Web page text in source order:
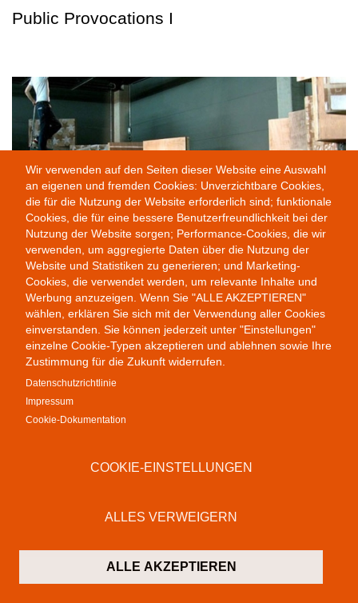
Public Provocations I
Remix
Public Provocations II
Wir verwenden auf den Seiten dieser Website eine Auswahl
an eigenen und fremden Cookies: Unverzichtbare Cookies,
die für die Nutzung der Website erforderlich sind; funktionale
Cookies, die für eine bessere Benutzerfreundlichkeit bei der
Nutzung der Website sorgen; Performance-Cookies, die wir
verwenden, um aggregierte Daten über die Nutzung der
Website und Statistiken zu generieren; und Marketing-
Cookies, die verwendet werden, um relevante Inhalte und
Werbung anzuzeigen. Wenn Sie "ALLE AKZEPTIEREN"
wählen, erklären Sie sich mit der Verwendung aller Cookies
einverstanden. Sie können jederzeit unter "Einstellungen"
einzelne Cookie-Typen akzeptieren und ablehnen sowie Ihre
Zustimmung für die Zukunft widerrufen.
Datenschutzrichtlinie
Impressum
Cookie-Dokumentation
COOKIE-EINSTELLUNGEN
ALLES VERWEIGERN
ALLE AKZEPTIEREN